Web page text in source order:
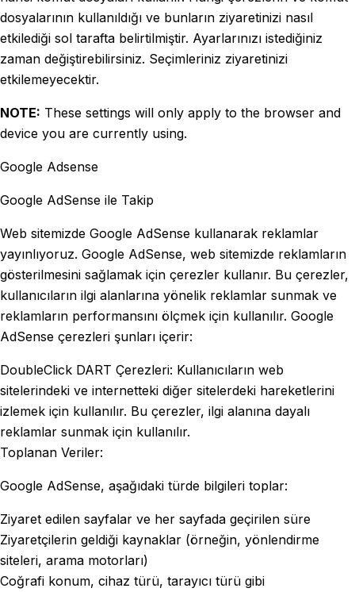
dosyalarının kullanıldığı ve bunların ziyaretinizi nasıl
etkilediği sol tarafta belirtilmiştir. Ayarlarınızı istediğiniz
zaman değiştirebilirsiniz. Seçimleriniz ziyaretinizi
etkilemeyecektir.
NOTE: These settings will only apply to the browser and
device you are currently using.
Google Adsense
Google AdSense ile Takip
Web sitemizde Google AdSense kullanarak reklamlar
yayınlıyoruz. Google AdSense, web sitemizde reklamların
gösterilmesini sağlamak için çerezler kullanır. Bu çerezler,
kullanıcıların ilgi alanlarına yönelik reklamlar sunmak ve
reklamların performansını ölçmek için kullanılır. Google
AdSense çerezleri şunları içerir:
DoubleClick DART Çerezleri: Kullanıcıların web
sitelerindeki ve internetteki diğer sitelerdeki hareketlerini
izlemek için kullanılır. Bu çerezler, ilgi alanına dayalı
reklamlar sunmak için kullanılır.
Toplanan Veriler:
Google AdSense, aşağıdaki türde bilgileri toplar:
Ziyaret edilen sayfalar ve her sayfada geçirilen süre
Ziyaretçilerin geldiği kaynaklar (örneğin, yönlendirme
siteleri, arama motorları)
Coğrafi konum, cihaz türü, tarayıcı türü gibi